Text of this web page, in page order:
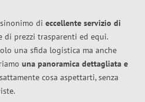
di eccellente servizio di
di prezzi trasparenti ed equi.
una sfida logistica ma anche
una panoramica dettagliata e
cosa aspettarti, senza